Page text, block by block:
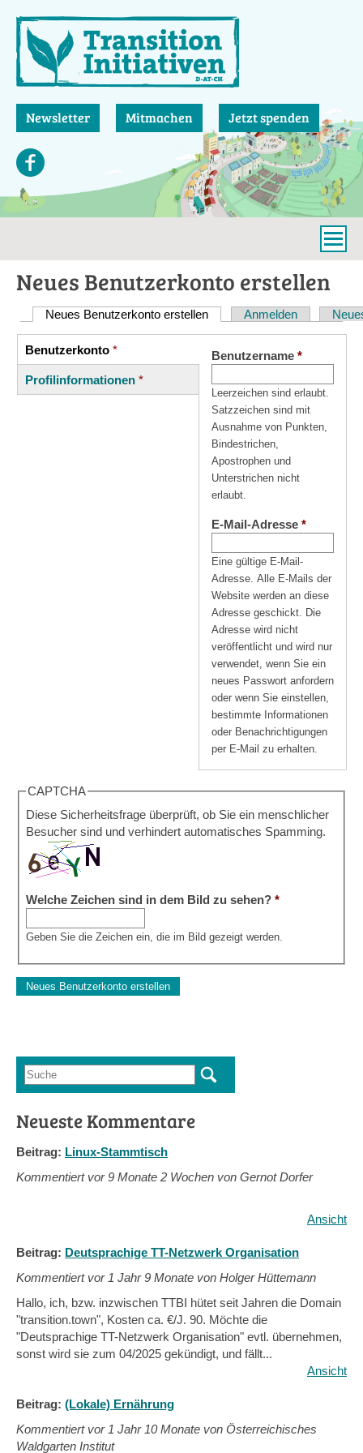
zum
Inhalt
Newsletter Mitmachen Jetzt spenden
Neues Benutzerkonto erstellen
Haupt-
Reiter
Neues Benutzerkonto erstellen (aktiver Reiter)
Anmelden
Vertikale
Reiter
Benutzerkonto *
(aktiver
Reiter)
Profilinformationen *
Benutzername *
Leerzeichen sind erlaubt.
Satzzeichen sind mit
Ausnahme von Punkten,
Bindestrichen,
Apostrophen und
Unterstrichen nicht
erlaubt.
E-Mail-Adresse *
Eine gültige E-Mail-
Adresse. Alle E-Mails der
Website werden an diese
Adresse geschickt. Die
Adresse wird nicht
veröffentlicht und wird nur
verwendet, wenn Sie ein
neues Passwort anfordern
oder wenn Sie einstellen,
bestimmte Informationen
oder Benachrichtigungen
per E-Mail zu erhalten.
CAPTCHA
Diese Sicherheitsfrage überprüft, ob Sie ein menschlicher
Besucher sind und verhindert automatisches Spamming.
Welche Zeichen sind in dem Bild zu sehen? *
Geben Sie die Zeichen ein, die im Bild gezeigt werden.
Suchformular
Suche
Neueste Kommentare
Beitrag: Linux-Stammtisch
Kommentiert vor9 Monate 2 Wochen von Gernot Dorfer
Ansicht
Beitrag: Deutsprachige TT-Netzwerk Organisation
Kommentiert vor 1 Jahr 9 Monate von Holger Hüttemann
Hallo, ich, bzw. inzwischen TTBI hütet seit Jahren die Domain
"transition.town", Kosten ca. €/J. 90. Möchte die
"Deutsprachige TT-Netzwerk Organisation" evtl. übernehmen,
sonst wird sie zum 04/2025 gekündigt, und fällt...
Ansicht
Beitrag: (Lokale) Ernährung
Kommentiert vor 1 Jahr 10 Monate von Österreichisches
Waldgarten Institut